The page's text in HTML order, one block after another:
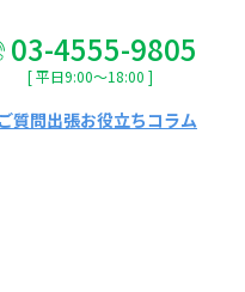
03-4555-9805
[ 平日9:00～18:00 ]
質問出張お役立ちコラム